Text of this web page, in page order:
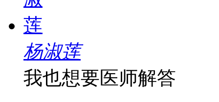
杨淑莲
我也想要医师解答